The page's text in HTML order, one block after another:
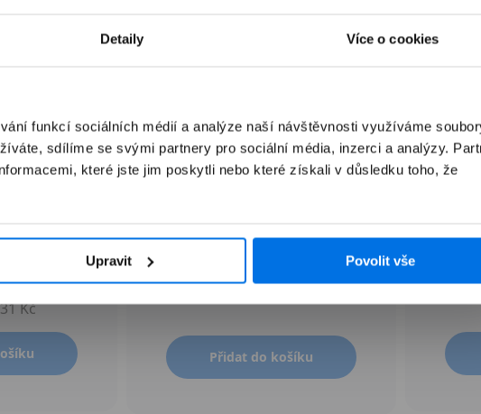
Detaily Více o cookies
funkcí sociálních médií a analýze naší návštěvnosti využíváme
sdílíme se svými partnery pro sociální média, inzerci a analýzy.
které jste jim poskytli nebo které získali v důsledku toho, že
Upravit Povolit vše
Pro
Kč
Apple AirTag (1. generace) -
1 990 Kč
Přidat do košíku